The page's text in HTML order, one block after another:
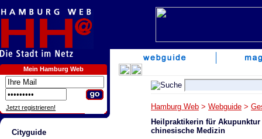
Mein Hamburg Web
Jetzt registrieren!
Cityguide
Hamburg Web > Webguide >
Heilpraktikerin für
chinesische Medizin